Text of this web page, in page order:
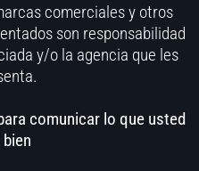
comerciales y otros
son responsabilidad
y/o la agencia que les
comunicar lo que usted